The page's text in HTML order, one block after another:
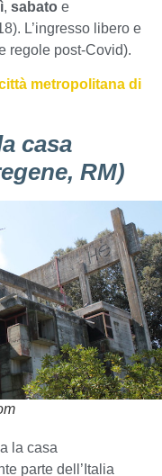
, sabato e
L’ingresso libero e
regole post-Covid).
metropolitana di
casa
RM)
la casa
parte dell’Italia